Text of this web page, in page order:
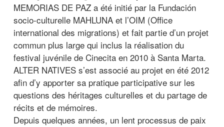
MEMORIAS DE PAZ a été initié par la Fundación
socio-culturelle MAHLUNA et l’OIM (Office
international des migrations) et fait partie d’un projet
commun plus large qui inclus la réalisation du
festival juvénile de Cinecita en 2010 à Santa Marta.
ALTER NATIVES s’est associé au projet en été 2012
afin d’y apporter sa pratique participative sur les
questions des héritages culturelles et du partage de
récits et de mémoires.
Depuis quelques années, un lent processus de paix